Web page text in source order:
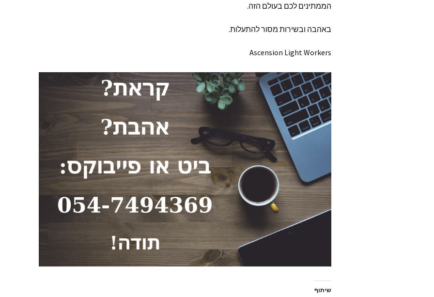
הממתינים לכם בעולם הזה.
באהבה ובשירות מסור להתעלות.
Ascension Light Workers
שיתוף